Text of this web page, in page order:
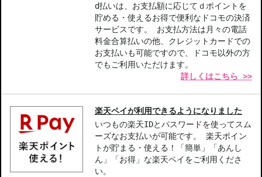
d払いは、お支払額に応じてｄポイントを
貯める・使えるお得で便利なドコモの決済
サービスです。 お支払方法は月々の電話
料金合算払いの他、クレジットカードでの
お支払いも可能ですので、ドコモ以外の方
でもご利用いただけます。
詳しくはこちら >>
楽天ペイが利用できるようになりました
いつもの楽天IDとパスワードを使ってスム
ーズなお支払いが可能です。 楽天ポイン
トが貯まる・使える！「簡単」「あんし
ん」「お得」な楽天ペイをご利用くださ
い。